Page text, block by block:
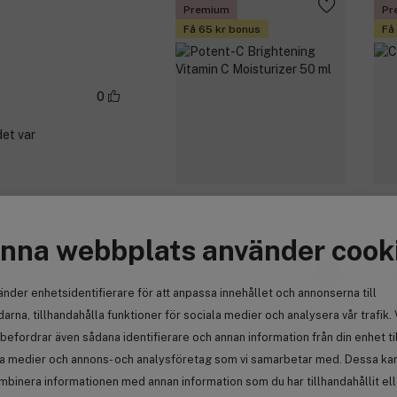
webbplats använder
enhetsidentifierare för att anpassa innehållet och annonserna till
tillhandahålla funktioner för sociala medier och analysera vår trafik.
även sådana identifierare och annan information från din enhet
medier och annons- och analysföretag som vi samarbetar med. Dessa
informationen med annan information som du har tillhandahållit
Premium
Få 65 kr bonus
Moisturizer 50 ml
Få 63 kr bonus
Få
0
var